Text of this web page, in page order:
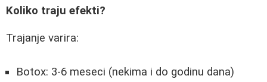
Koliko traju efekti?
Trajanje varira:
Botox: 3-6 meseci (nekima i do godinu dana)